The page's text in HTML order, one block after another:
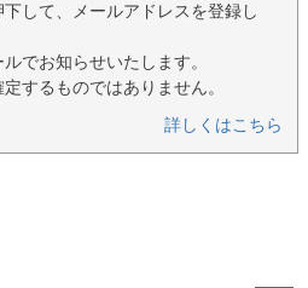
して、メールアドレスを登録し
でお知らせいたします。
するものではありません。
詳しくはこちら